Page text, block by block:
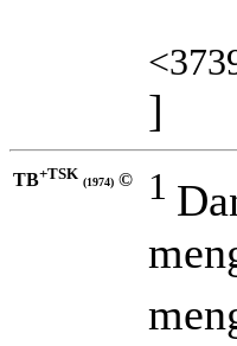
]
TB+TSK (1974) © 1